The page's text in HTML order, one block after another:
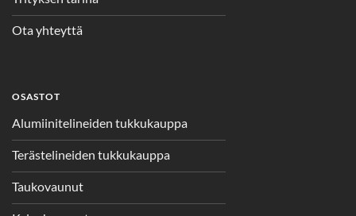
Ota yhteyttä
OSASTOT
Alumiinitelineiden tukkukauppa
Terästelineiden tukkukauppa
Taukovaunut